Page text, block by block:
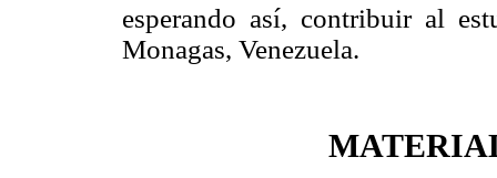
esperando así, contribuir al
Monagas, Venezuela.